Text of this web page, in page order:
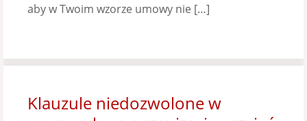
aby w Twoim wzorze umowy nie […]
Klauzule niedozwolone w